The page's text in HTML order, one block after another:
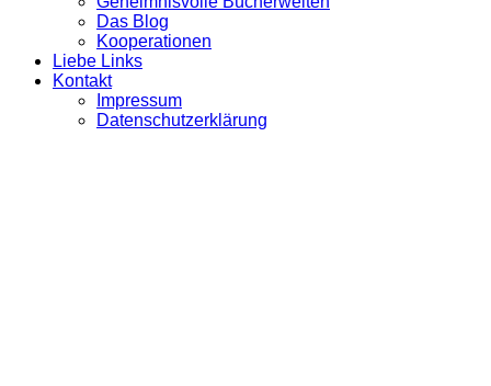
Das Blog
Kooperationen
Liebe Links
Kontakt
Impressum
Datenschutzerklärung